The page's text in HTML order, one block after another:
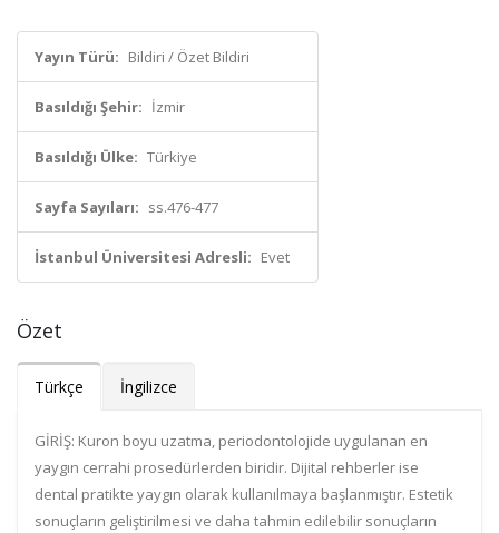
Yayın Türü: Bildiri / Özet Bildiri
Basıldığı Şehir: İzmir
Basıldığı Ülke: Türkiye
Sayfa Sayıları: ss.476-477
İstanbul Üniversitesi Adresli: Evet
Özet
Türkçe İngilizce
GİRİŞ: Kuron boyu uzatma, periodontolojide uygulanan en
yaygın cerrahi prosedürlerden biridir. Dijital rehberler ise
dental pratikte yaygın olarak kullanılmaya başlanmıştır. Estetik
sonuçların geliştirilmesi ve daha tahmin edilebilir sonuçların